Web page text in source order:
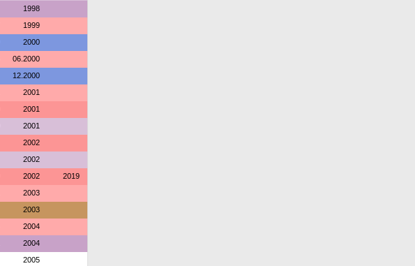
1998
1999
2000
06.2000
12.2000
2001
2001
2001
2002
2002
2002 2019
2003
2003
2004
2004
2005